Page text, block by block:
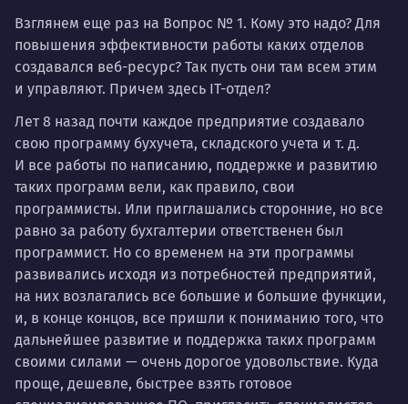
Взглянем еще раз на Вопрос № 1. Кому это надо? Для
повышения эффективности работы каких отделов
создавался веб-ресурс? Так пусть они там всем этим
и управляют. Причем здесь IT-отдел?
Лет 8 назад почти каждое предприятие создавало
свою программу бухучета, складского учета и т. д.
И все работы по написанию, поддержке и развитию
таких программ вели, как правило, свои
программисты. Или приглашались сторонние, но все
равно за работу бухгалтерии ответственен был
программист. Но со временем на эти программы
развивались исходя из потребностей предприятий,
на них возлагались все большие и большие функции,
и, в конце концов, все пришли к пониманию того, что
дальнейшее развитие и поддержка таких программ
своими силами — очень дорогое удовольствие. Куда
проще, дешевле, быстрее взять готовое